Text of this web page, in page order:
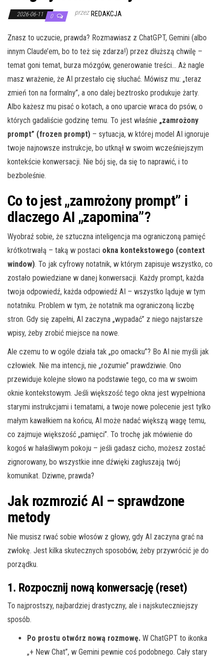
2026-06-11 0 przez REDAKCJA
Znasz to uczucie, prawda? Rozmawiasz z ChatGPT, Gemini (albo
innym Claude’em, bo to też się zdarza!) przez dłuższą chwilę –
temat goni temat, burza mózgów, generowanie treści… Aż nagle
masz wrażenie, że AI przestało cię słuchać. Mówisz mu: „teraz
zmień ton na formalny”, a ono dalej beztrosko produkuje żarty.
Albo każesz mu pisać o kotach, a ono uparcie wraca do psów, o
których gadaliście godzinę temu. To jest właśnie „zamrożony
prompt” (frozen prompt) – sytuacja, w której model AI ignoruje
twoje najnowsze instrukcje, bo utknął w swoim wcześniejszym
kontekście konwersacji. Nie bój się, da się to naprawić, i to
bezboleśnie.
Co to jest „zamrożony prompt” i
dlaczego AI „zapomina”?
Wyobraź sobie, że sztuczna inteligencja ma ograniczoną pamięć
krótkotrwałą – taką w postaci okna kontekstowego (context
window). To jak cyfrowy notatnik, w którym zapisuje wszystko, co
zostało powiedziane w danej konwersacji. Każdy prompt, każda
twoja odpowiedź, każda odpowiedź AI – wszystko ląduje w tym
notatniku. Problem w tym, że notatnik ma ograniczoną liczbę
stron. Gdy się zapełni, AI zaczyna „wypadać” z niego najstarsze
wpisy, żeby zrobić miejsce na nowe.
Ale czemu to w ogóle działa tak „po omacku”? Bo AI nie myśli jak
człowiek. Nie ma intencji, nie „rozumie” prawdziwie. Ono
przewiduje kolejne słowo na podstawie tego, co ma w swoim
oknie kontekstowym. Jeśli większość tego okna jest wypełniona
starymi instrukcjami i tematami, a twoje nowe polecenie jest tylko
małym kawałkiem na końcu, AI może nadać większą wagę temu,
co zajmuje większość „pamięci”. To trochę jak mówienie do
kogoś w hałaśliwym pokoju – jeśli gadasz cicho, możesz zostać
zignorowany, bo wszystkie inne dźwięki zagłuszają twój
komunikat. Dziwne, prawda?
Jak rozmrozić AI – sprawdzone
metody
Nie musisz rwać sobie włosów z głowy, gdy AI zaczyna grać na
zwłokę. Jest kilka skutecznych sposobów, żeby przywrócić je do
porządku.
1. Rozpocznij nową konwersację (reset)
To najprostszy, najbardziej drastyczny, ale i najskuteczniejszy
sposób.
Po prostu otwórz nową rozmowę. W ChatGPT to ikonka
„+ New Chat”, w Gemini pewnie coś podobnego. Cały stary